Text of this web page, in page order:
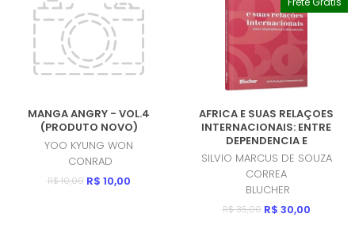
MANGA ANGRY - VOL.4
(PRODUTO NOVO)
YOO KYUNG WON
CONRAD
R$ 10,00 R$ 10,00
AFRICA E SUAS RELAÇOES
INTERNACIONAIS: ENTRE
DEPENDENCIA E
DESCONEXAO (PRODUTO
NOVO)
SILVIO MARCUS DE SOUZA
CORREA
BLUCHER
R$ 35,00 R$ 30,00